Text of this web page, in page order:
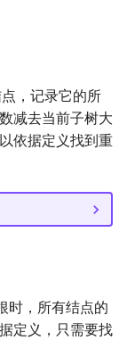
，记录它的所
减去当前子树大
依据定义找到重
时，所有结点的
定义，只需要找